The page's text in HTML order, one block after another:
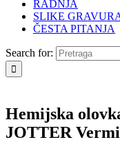
RADNJA
SLIKE
ČESTA PITANJA
Search for:
Hemijska
JOTTER